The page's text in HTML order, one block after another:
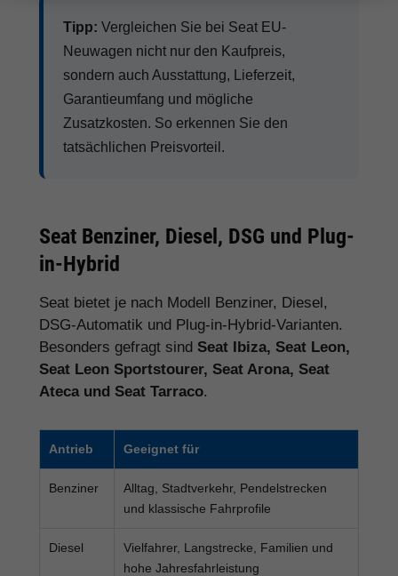
Tipp: Vergleichen Sie bei Seat EU-
Neuwagen nicht nur den Kaufpreis,
sondern auch Ausstattung, Lieferzeit,
Garantieumfang und mögliche
Zusatzkosten. So erkennen Sie den
tatsächlichen Preisvorteil.
Seat Benziner, Diesel, DSG und Plug-
in-Hybrid
Seat bietet je nach Modell Benziner, Diesel,
DSG-Automatik und Plug-in-Hybrid-Varianten.
Besonders gefragt sind Seat Ibiza, Seat Leon,
Seat Leon Sportstourer, Seat Arona, Seat
Ateca und Seat Tarraco.
Antrieb Geeignet für
Benziner
Alltag, Stadtverkehr, Pendelstrecken
und klassische Fahrprofile
Diesel
Vielfahrer, Langstrecke, Familien und
hohe Jahresfahrleistung